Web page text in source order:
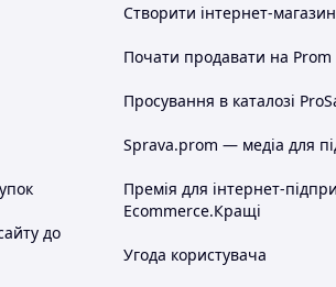
до
Створити інтернет-магазин
Почати продавати на Prom
Просування в каталозі
Sprava.prom — медіа для
Премія для інтернет-
Ecommerce.Кращі
Угода користувача